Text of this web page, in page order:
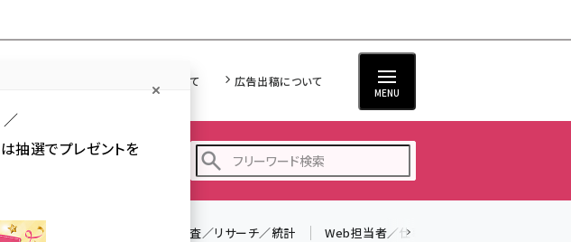
Web担について 広告出稿について
MENU
ナー／イベント から探す
制作／デザイン 調査／リサーチ／統計 Web担当者／仕事
／
抽選でプレゼントを